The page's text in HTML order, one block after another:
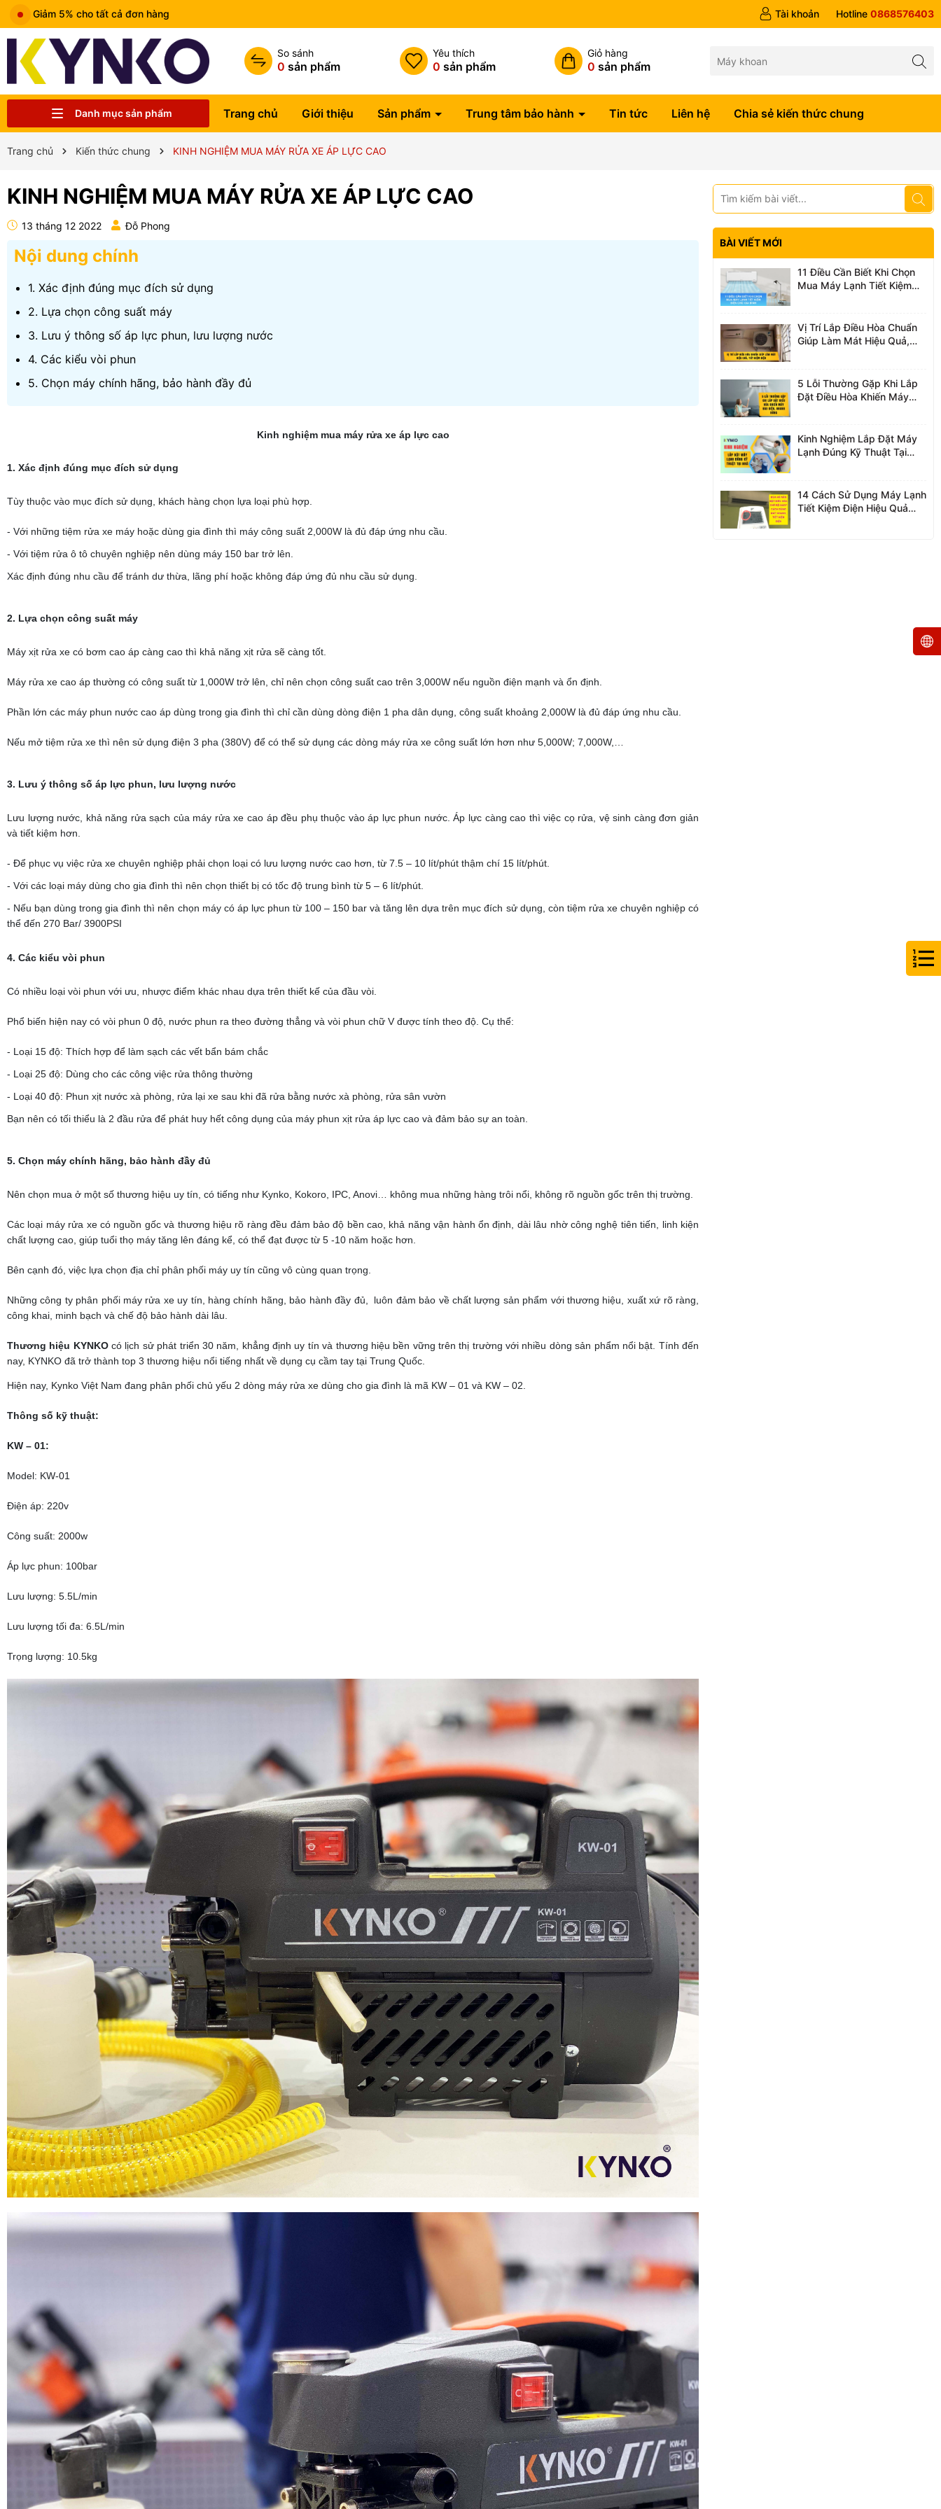
Miễn phí vận chuyển đơn hàng trên 1tr5 Tài khoản Hotline 0868576403
So sánh
0 sản phẩm
Yêu thích
0 sản phẩm
Giỏ hàng
0 sản phẩm
Danh mục sản phẩm Trang chủ Giới thiệu Sản phẩm Trung tâm bảo hành Tin tức Liên hệ Chia sẻ kiến thức chung
Trang chủ Kiến thức chung KINH NGHIỆM MUA MÁY RỬA XE ÁP LỰC CAO
KINH NGHIỆM MUA MÁY RỬA XE ÁP LỰC CAO
13 tháng 12 2022 Đỗ Phong
Nội dung chính
1. Xác định đúng mục đích sử dụng
2. Lựa chọn công suất máy
3. Lưu ý thông số áp lực phun, lưu lượng nước
4. Các kiểu vòi phun
5. Chọn máy chính hãng, bảo hành đầy đủ
Kinh nghiệm mua máy rửa xe áp lực cao
1. Xác định đúng mục đích sử dụng
Tùy thuộc vào mục đích sử dụng, khách hàng chọn lựa loại phù hợp.
- Với những tiệm rửa xe máy hoặc dùng gia đình thì máy công suất 2,000W là đủ đáp ứng nhu cầu.
- Với tiệm rửa ô tô chuyên nghiệp nên dùng máy 150 bar trở lên.
Xác định đúng nhu cầu để tránh dư thừa, lãng phí hoặc không đáp ứng đủ nhu cầu sử dụng.
2. Lựa chọn công suất máy
Máy xịt rửa xe có bơm cao áp càng cao thì khả năng xịt rửa sẽ càng tốt.
Máy rửa xe cao áp thường có công suất từ 1,000W trở lên, chỉ nên chọn công suất cao trên 3,000W nếu nguồn điện mạnh và ổn định.
Phần lớn các máy phun nước cao áp dùng trong gia đình thì chỉ cần dùng dòng điện 1 pha dân dụng, công suất khoảng 2,000W là đủ đáp ứng nhu cầu.
Nếu mở tiệm rửa xe thì nên sử dụng điện 3 pha (380V) để có thể sử dụng các dòng máy rửa xe công suất lớn hơn như 5,000W; 7,000W,…
3. Lưu ý thông số áp lực phun, lưu lượng nước
Lưu lượng nước, khả năng rửa sạch của máy rửa xe cao áp đều phụ thuộc vào áp lực phun nước. Áp lực càng cao thì việc cọ rửa, vệ sinh càng đơn giản
và tiết kiệm hơn.
- Để phục vụ việc rửa xe chuyên nghiệp phải chọn loại có lưu lượng nước cao hơn, từ 7.5 – 10 lít/phút thậm chí 15 lít/phút.
- Với các loại máy dùng cho gia đình thì nên chọn thiết bị có tốc độ trung bình từ 5 – 6 lít/phút.
- Nếu bạn dùng trong gia đình thì nên chọn máy có áp lực phun từ 100 – 150 bar và tăng lên dựa trên mục đích sử dụng, còn tiệm rửa xe chuyên nghiệp có
thể đến 270 Bar/ 3900PSI
4. Các kiểu vòi phun
Có nhiều loại vòi phun với ưu, nhược điểm khác nhau dựa trên thiết kế của đầu vòi.
Phổ biến hiện nay có vòi phun 0 độ, nước phun ra theo đường thẳng và vòi phun chữ V được tính theo độ. Cụ thể:
- Loại 15 độ: Thích hợp để làm sạch các vết bẩn bám chắc
- Loại 25 độ: Dùng cho các công việc rửa thông thường
- Loại 40 độ: Phun xịt nước xà phòng, rửa lại xe sau khi đã rửa bằng nước xà phòng, rửa sân vườn
Bạn nên có tối thiểu là 2 đầu rửa để phát huy hết công dụng của máy phun xịt rửa áp lực cao và đảm bảo sự an toàn.
5. Chọn máy chính hãng, bảo hành đầy đủ
Nên chọn mua ở một số thương hiệu uy tín, có tiếng như Kynko, Kokoro, IPC, Anovi… không mua những hàng trôi nổi, không rõ nguồn gốc trên thị trường.
Các loại máy rửa xe có nguồn gốc và thương hiệu rõ ràng đều đảm bảo độ bền cao, khả năng vận hành ổn định, dài lâu nhờ công nghệ tiên tiến, linh kiện
chất lượng cao, giúp tuổi thọ máy tăng lên đáng kể, có thể đạt được từ 5 -10 năm hoặc hơn.
Bên cạnh đó, việc lựa chọn địa chỉ phân phối máy uy tín cũng vô cùng quan trọng.
Những công ty phân phối máy rửa xe uy tín, hàng chính hãng, bảo hành đầy đủ, luôn đảm bảo về chất lượng sản phẩm với thương hiệu, xuất xứ rõ ràng,
công khai, minh bạch và chế độ bảo hành dài lâu.
Thương hiệu KYNKOcó lịch sử phát triển 30 năm, khẳng định uy tín và thương hiệu bền vững trên thị trường với nhiều dòng sản phẩm nổi bật. Tính đến
nay, KYNKO đã trở thành top 3 thương hiệu nổi tiếng nhất về dụng cụ cầm tay tại Trung Quốc.
Hiện nay, Kynko Việt Nam đang phân phối chủ yếu 2 dòng máy rửa xe dùng cho gia đình là mã KW – 01 và KW – 02.
Thông số kỹ thuật:
KW – 01:
Model: KW-01
Điện áp: 220v
Công suất: 2000w
Áp lực phun: 100bar
Lưu lượng: 5.5L/min
Lưu lượng tối đa: 6.5L/min
Trọng lượng: 10.5kg
BÀI VIẾT MỚI
11 Điều Cần Biết Khi Chọn
Mua Máy Lạnh Tiết Kiệm
Vị Trí Lắp Điều Hòa Chuẩn
Giúp Làm Mát Hiệu Quả,
5 Lỗi Thường Gặp Khi Lắp
Đặt Điều Hòa Khiến Máy
Kinh Nghiệm Lắp Đặt Máy
Lạnh Đúng Kỹ Thuật Tại
14 Cách Sử Dụng Máy Lạnh
Tiết Kiệm Điện Hiệu Quả